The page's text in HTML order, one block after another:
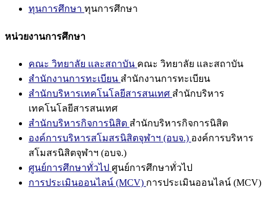
ทุนการศึกษา ทุนการศึกษา
หน่วยงานการศึกษา
คณะ วิทยาลัย และสถาบัน คณะ วิทยาลัย และสถาบัน
สำนักงานการทะเบียน สำนักงานการทะเบียน
สำนักบริหารเทคโนโลยีสารสนเทศ สำนักบริหาร
เทคโนโลยีสารสนเทศ
สำนักบริหารกิจการนิสิต สำนักบริหารกิจการนิสิต
องค์การบริหารสโมสรนิสิตจุฬาฯ (อบจ.) องค์การบริหาร
สโมสรนิสิตจุฬาฯ (อบจ.)
ศูนย์การศึกษาทั่วไป ศูนย์การศึกษาทั่วไป
การประเมินออนไลน์ (MCV) การประเมินออนไลน์ (MCV)